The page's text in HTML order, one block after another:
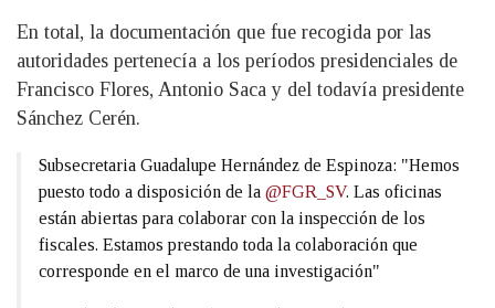
En total, la documentación que fue recogida por las
autoridades pertenecía a los períodos presidenciales de
Francisco Flores, Antonio Saca y del todavía presidente
Sánchez Cerén.
Subsecretaria Guadalupe Hernández de Espinoza: "Hemos
puesto todo a disposición de la @FGR_SV. Las oficinas
están abiertas para colaborar con la inspección de los
fiscales. Estamos prestando toda la colaboración que
corresponde en el marco de una investigación"